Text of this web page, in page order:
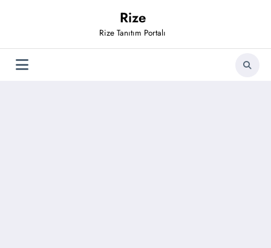
Rize
Rize Tanıtım Portalı